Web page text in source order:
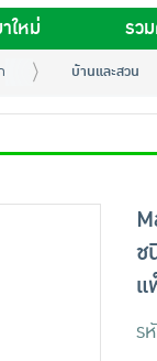
ใหม่ รว
บ้านและสวน
ช
แ
ร